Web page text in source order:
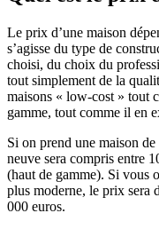
Le prix d’une maison
s’agisse du type de
choisi, du choix du
tout simplement de la
maisons « low-cost » tout
gamme, tout comme il en
Si on prend une maison
neuve sera compris entre
(haut de gamme). Si vous
plus moderne, le prix sera
000 euros.